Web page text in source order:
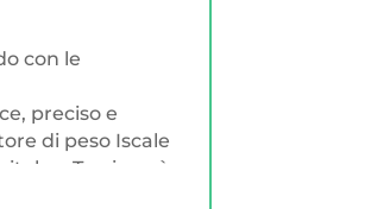
con le
preciso e
di peso Iscale
a Trazione è